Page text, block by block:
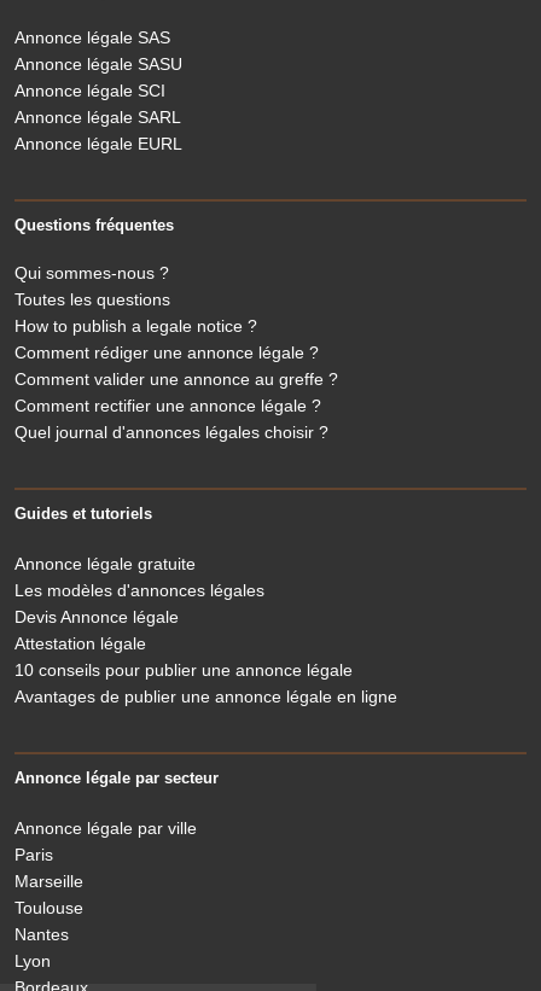
Annonce légale SAS
Annonce légale SASU
Annonce légale SCI
Annonce légale SARL
Annonce légale EURL
Questions fréquentes
Qui sommes-nous ?
Toutes les questions
How to publish a legale notice ?
Comment rédiger une annonce légale ?
Comment valider une annonce au greffe ?
Comment rectifier une annonce légale ?
Quel journal d'annonces légales choisir ?
Guides et tutoriels
Annonce légale gratuite
Les modèles d'annonces légales
Devis Annonce légale
Attestation légale
10 conseils pour publier une annonce légale
Avantages de publier une annonce légale en ligne
Annonce légale par secteur
Annonce légale par ville
Paris
Marseille
Toulouse
Nantes
Lyon